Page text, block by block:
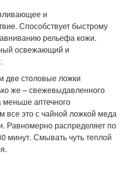
и
Способствует быстрому
рельефа кожи.
освежающий и
две столовые ложки
же – свежевыдавленного
меньше аптечного
все это с чайной ложкой меда
Равномерно распределяет по
минут. Смывать чуть теплой